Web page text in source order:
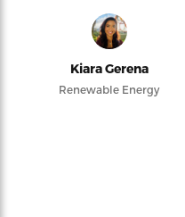
Kiara Gerena
Renewable Energy